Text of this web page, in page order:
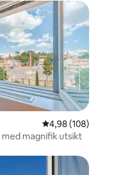
omdömen4,98 av 5 i
4,98 (108)
med magnifik utsikt